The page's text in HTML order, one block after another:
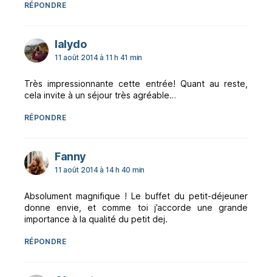
RÉPONDRE
lalydodit :
11 août 2014 à 11 h 41 min
Très impressionnante cette entrée! Quant au reste,
cela invite à un séjour très agréable…
RÉPONDRE
Fannydit :
11 août 2014 à 14 h 40 min
Absolument magnifique ! Le buffet du petit-déjeuner
donne envie, et comme toi j’accorde une grande
importance à la qualité du petit dej.
RÉPONDRE